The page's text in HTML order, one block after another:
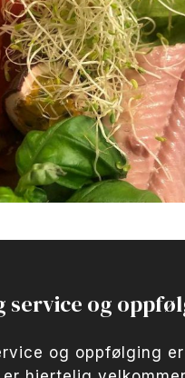
service og
og oppfølging